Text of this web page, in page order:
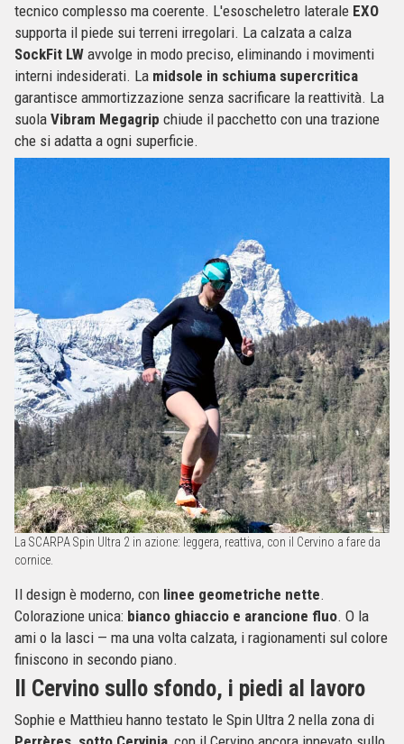
tecnico complesso ma coerente. L'esoscheletro laterale EXO
supporta il piede sui terreni irregolari. La calzata a calza
SockFit LW avvolge in modo preciso, eliminando i movimenti
interni indesiderati. La midsole in schiuma supercritica
garantisce ammortizzazione senza sacrificare la reattività. La
suola Vibram Megagrip chiude il pacchetto con una trazione
che si adatta a ogni superficie.
La SCARPA Spin Ultra 2 in azione: leggera, reattiva, con il Cervino a fare da
cornice.
Il design è moderno, con linee geometriche nette.
Colorazione unica: bianco ghiaccio e arancione fluo. O la
ami o la lasci — ma una volta calzata, i ragionamenti sul colore
finiscono in secondo piano.
Il Cervino sullo sfondo, i piedi al lavoro
Sophie e Matthieu hanno testato le Spin Ultra 2 nella zona di